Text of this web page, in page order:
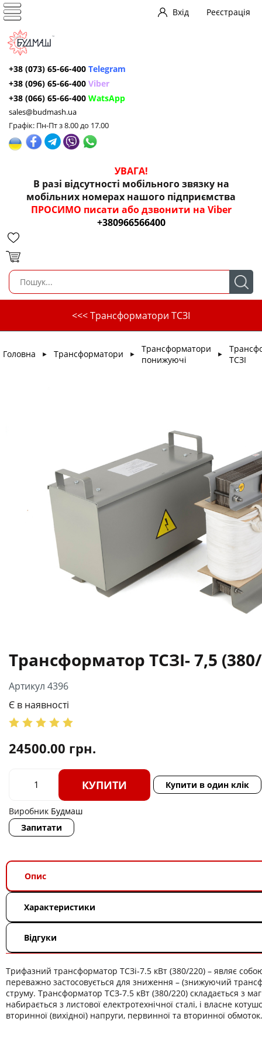
Вхід Реєстрація
+38 (073) 65-66-400 Telegram
+38 (096) 65-66-400 Viber
+38 (066) 65-66-400 WatsApp
sales@budmash.ua
Графік: Пн-Пт з 8.00 до 17.00
УВАГА!
В разі відсутності мобільного звязку на
мобільних номерах нашого підприємства
ПРОСИМО писати або дзвонити на Viber
+380966566400
<<< Трансформатори ТСЗІ
Головна ► Трансформатори ►
Трансформатори
понижуючі
►
ТСЗІ
Трансформатор ТСЗІ- 7,5
Артикул 4396
Є в наявності
24500.00 грн.
КУПИТИ Купити в один клік
Виробник Будмаш
Запитати
Опис
Характеристики
Відгуки
Трифазний трансформатор ТСЗі-7.5 кВт (380/220) – являє
переважно застосовується для зниження – (знижуючий
струму. Трансформатор ТСЗ-7.5 кВт (380/220) складається з
набирається з листової електротехнічної сталі, і власне
вторинної (вихідної) напруги, первинної та вторинної обмоток.